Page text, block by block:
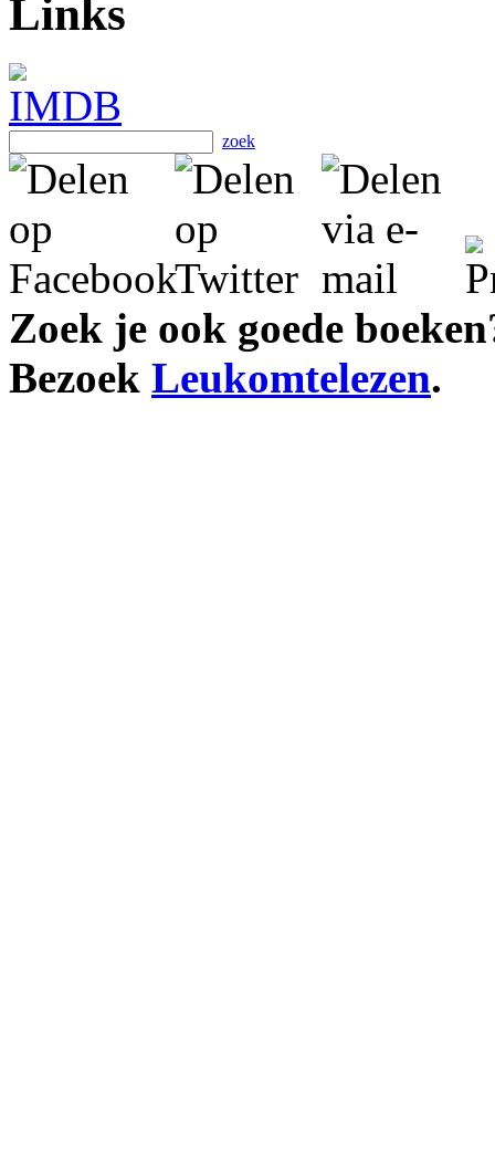
Links
zoek
Zoek je ook goede
Bezoek Leukomtelezen.